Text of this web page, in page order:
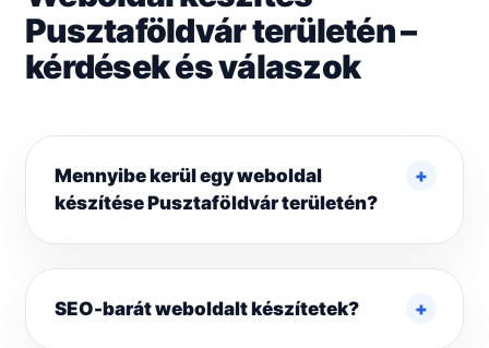
Pusztaföldvár területén –
kérdések és válaszok
Mennyibe kerül egy weboldal
készítése Pusztaföldvár területén?
SEO-barát weboldalt készítetek?